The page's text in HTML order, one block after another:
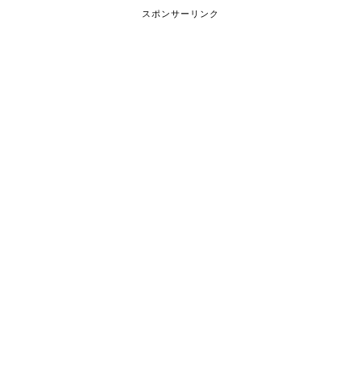
スポンサーリンク